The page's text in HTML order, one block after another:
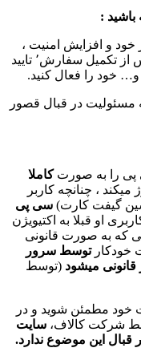
باشید :
و افزایش امنیت ،
اطلاعات اکانت را تغییر دهید و همچنین پس از تکمیل سفارش٬ تایید
در قبال قصور
پی را به صورتکاملا
، چنانچه کاربر
گیفت کارت) سی پی
او قبلا به اکتیویژن
که به صورت قانونی
خودکارتوسط سرور
میشود (توسط
خود مطمئن شوید و در
شرکت کالاف، سایت
این موضوع ندارد.